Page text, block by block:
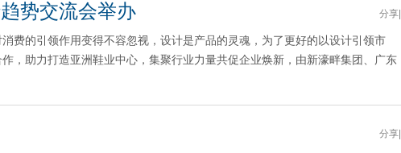
势交流会举办 分享
费的引领作用变得不容忽视，设计是产品的灵魂，为了更好的以设计引领市
，助力打造亚洲鞋业中心，集聚行业力量共促企业焕新，由新濠畔集团、广东
分享